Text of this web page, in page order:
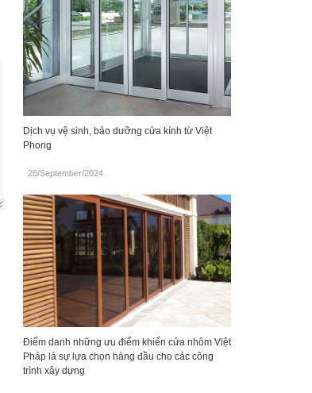
Dịch vụ vệ sinh, bảo dưỡng cửa kính từ Việt
Phong
26/September/2024.
Điểm danh những ưu điểm khiến cửa nhôm Việt
Pháp là sự lựa chọn hàng đầu cho các công
trình xây dựng